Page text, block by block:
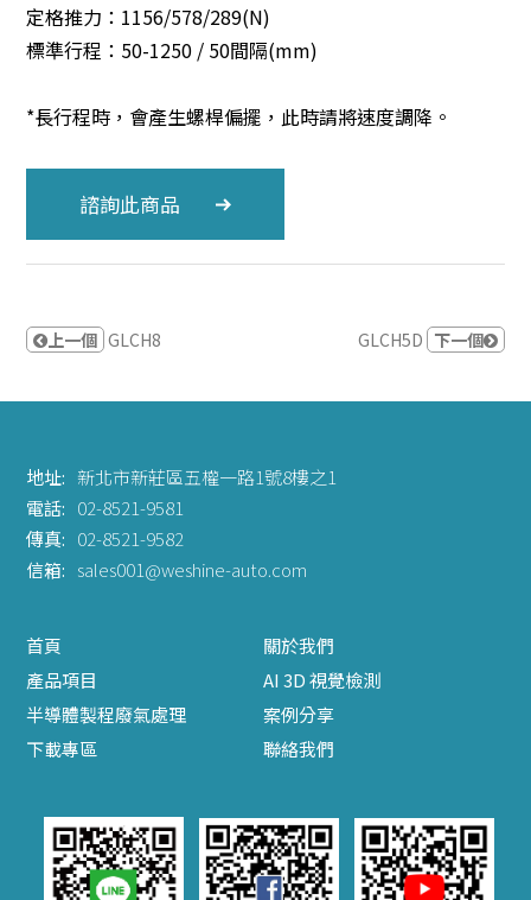
定格推力：1156/578/289(N)
標準行程：50-1250 / 50間隔(mm)
*長行程時，會產生螺桿偏擺，此時請將速度調降。
諮詢此商品
上一個 GLCH8 GLCH5D 下一個
地址: 新北市新莊區五權一路1號8樓之1
電話: 02-8521-9581
傳真: 02-8521-9582
信箱: sales001@weshine-auto.com
首頁
關於我們
產品項目
AI 3D 視覺檢測
半導體製程廢氣處理
案例分享
下載專區
聯絡我們